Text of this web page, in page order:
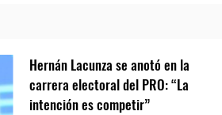
Hernán Lacunza se anotó en la
carrera electoral del PRO: “La
intención es competir”